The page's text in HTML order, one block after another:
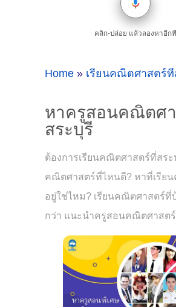
คลิก-ปล่อย แล้วลองหาอีกที
Home » เรียนคณิตศาสตร์ที่สระ
หาครูสอนคณิตศ
สระบุรี
ต้องการเรียนคณิตศาสตร์ที่สร
คณิตศาสตร์ที่ไหนดี? หาที่เรีย
อยู่ใช่ไหม? เรียนคณิตศาสตร์ที่
กว่า แนะนำครูสอนคณิตศาสตร์